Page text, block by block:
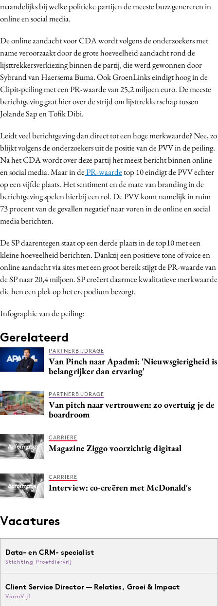
Artificial Intelligence
Campagnes
Carriere
Contentmarketing
Craft
Customer Experience
Data & Insights
Digital transformation
Diversiteit
Effectiviteit
Gedragsverandering
Influencer marketing
Interne communicatie
Media
Merkstrategie
PR
Programmatic
Reputatie & crisis
maandelijks bij welke politieke partijen de meeste buzz genereren in
online en social media.
De online aandacht voor CDA wordt volgens de onderzoekers met
name veroorzaakt door de grote hoeveelheid aandacht rond de
lijsttrekkersverkiezing binnen de partij, die werd gewonnen door
Sybrand van Haersema Buma. Ook GroenLinks eindigt hoog in de
Clipit-peiling met een PR-waarde van 25,2 miljoen euro. De meeste
berichtgeving gaat hier over de strijd om lijsttrekkerschap tussen
Jolande Sap en Tofik Dibi.
Leidt veel berichtgeving dan direct tot een hoge merkwaarde? Nee, zo
blijkt volgens de onderzoekers uit de positie van de PVV in de peiling.
Na het CDA wordt over deze partij het meest bericht binnen online
en social media. Maar in dePR-waardetop 10 eindigt de PVV echter
op een vijfde plaats. Het sentiment en de mate van branding in de
berichtgeving spelen hierbij een rol. De PVV komt namelijk in ruim
73 procent van de gevallen negatief naar voren in de online en social
media berichten.
De SP daarentegen staat op een derde plaats in de top10 met een
kleine hoeveelheid berichten. Dankzij een positieve tone of voice en
online aandacht via sites met een groot bereik stijgt de PR-waarde van
de SP naar 20,4 miljoen. SP creëert daarmee kwalitatieve merkwaarde
die hen een plek op het erepodium bezorgt.
Infographic van de peiling:
Gerelateerd
PARTNERBIJDRAGE
Van Pinch naar Apadmi: 'Nieuwsgierigheid is
belangrijker dan ervaring'
PARTNERBIJDRAGE
Van pitch naar vertrouwen: zo overtuig je de
boardroom
CARRIERE
Magazine Ziggo voorzichtig digitaal
CARRIERE
Interview: co-creëren met McDonald's
Vacatures
Data- en CRM- specialist
Stichting Proefdiervrij
Client Service Director — Relaties, Groei & Impact
VormVijf